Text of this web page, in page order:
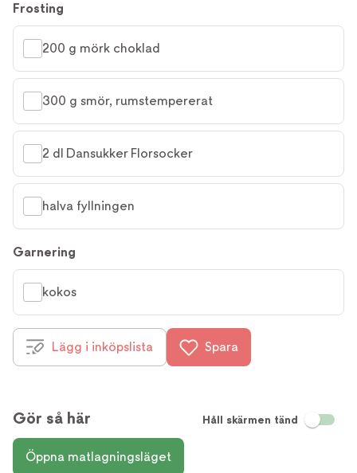
Frosting
200 g mörk choklad
300 g smör, rumstempererat
2 dl Dansukker Florsocker
halva fyllningen
Garnering
kokos
Lägg i inköpslista Spara
Gör så här Håll skärmen tänd
Öppna matlagningsläget